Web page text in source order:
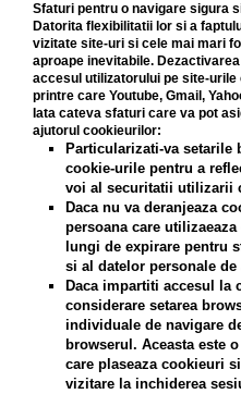
Sfaturi pentru o navigare sigura
Datorita flexibilitatii lor si a
vizitate site-uri si cele mai mari
aproape inevitabile.
accesul utilizatorului pe site-
printre care Youtube, Gmail,
Iata cateva sfaturi care va pot
ajutorul cookieurilor:
Particularizati-va setarile
cookie-urile pentru a
voi al securitatii utilizarii
Daca nu va deranjeaza
persoana care
lungi de expirare pentru
si al datelor personale de
Daca impartiti accesul la
considerare setarea
individuale de navigare
browserul. Aceasta este
care plaseaza cookieuri
vizitare la inchiderea